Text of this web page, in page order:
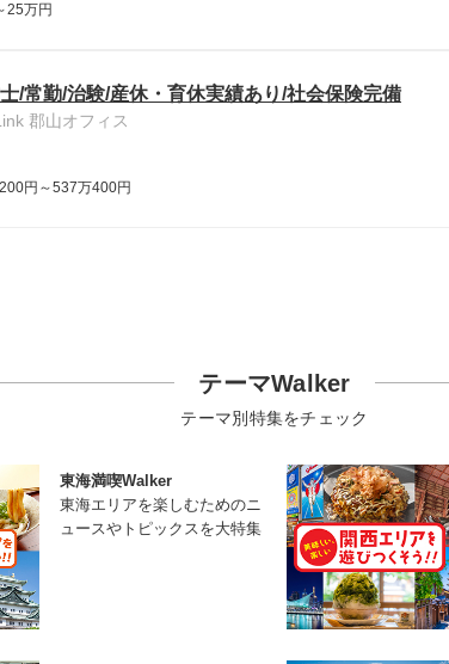
25万円
/常勤/治験/産休・育休実績あり/社会保険完備
郡山オフィス
円～537万400円
テーマWalker
テーマ別特集をチェック
東海満喫Walker
東海エリアを楽しむためのニ
ュースやトピックスを大特集